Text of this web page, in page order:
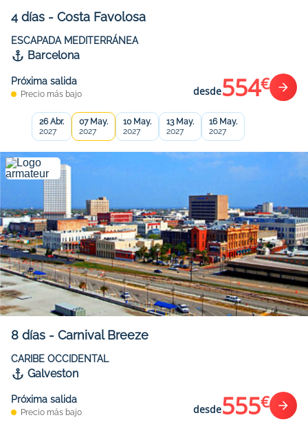
4 días - Costa Favolosa
ESCAPADA MEDITERRÁNEA
Barcelona
Próxima salida
Precio más bajo desde554€
26 Abr.
2027
07 May.
2027
10 May.
2027
13 May.
2027
16 May.
2027
8 días - Carnival Breeze
CARIBE OCCIDENTAL
Galveston
Próxima salida
Precio más bajo desde555€